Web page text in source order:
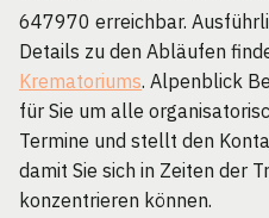
647970 erreichbar.
Details zu den Abläufen
Krematoriums. Alpenblick
für Sie um alle
Termine und stellt den
damit Sie sich in Zeiten der
konzentrieren können.